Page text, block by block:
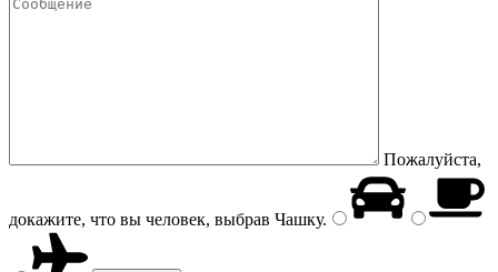
Пожалуйста,
докажите, что вы человек, выбрав Чашку.